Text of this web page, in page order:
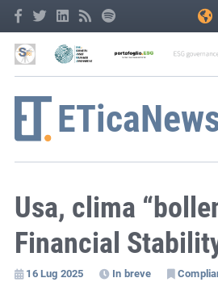
Usa, clima
Financial
16 Lug 2025 In breve